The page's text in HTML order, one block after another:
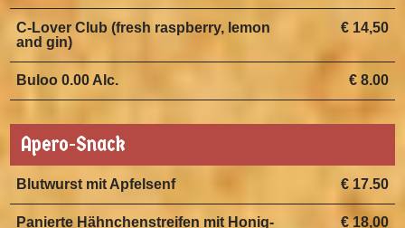
€ 14,50
C-Lover Club (fresh raspberry, lemon
and gin)
€ 8.00
Buloo 0.00 Alc.
Apero-Snack
€ 17.50
Blutwurst mit Apfelsenf
€ 18,00
Panierte Hähnchenstreifen mit Honig-